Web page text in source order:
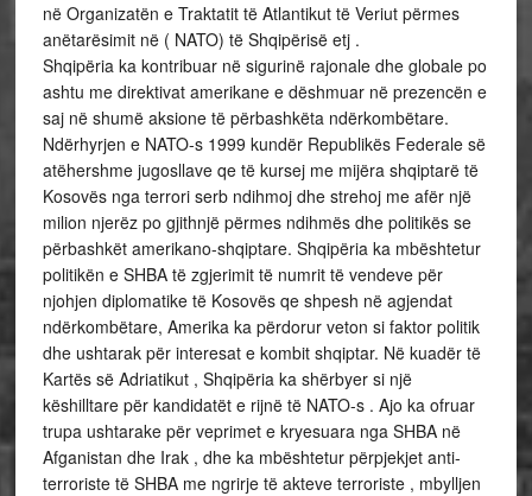
në Organizatën e Traktatit të Atlantikut të Veriut përmes
anëtarësimit në ( NATO) të Shqipërisë etj .
Shqipëria ka kontribuar në sigurinë rajonale dhe globale po
ashtu me direktivat amerikane e dëshmuar në prezencën e
saj në shumë aksione të përbashkëta ndërkombëtare.
Ndërhyrjen e NATO-s 1999 kundër Republikës Federale së
atëhershme jugosllave qe të kursej me mijëra shqiptarë të
Kosovës nga terrori serb ndihmoj dhe strehoj me afër një
milion njerëz po gjithnjë përmes ndihmës dhe politikës se
përbashkët amerikano-shqiptare. Shqipëria ka mbështetur
politikën e SHBA të zgjerimit të numrit të vendeve për
njohjen diplomatike të Kosovës qe shpesh në agjendat
ndërkombëtare, Amerika ka përdorur veton si faktor politik
dhe ushtarak për interesat e kombit shqiptar. Në kuadër të
Kartës së Adriatikut , Shqipëria ka shërbyer si një
këshilltare për kandidatët e rijnë të NATO-s . Ajo ka ofruar
trupa ushtarake për veprimet e kryesuara nga SHBA në
Afganistan dhe Irak , dhe ka mbështetur përpjekjet anti-
terroriste të SHBA me ngrirje të akteve terroriste , mbylljen